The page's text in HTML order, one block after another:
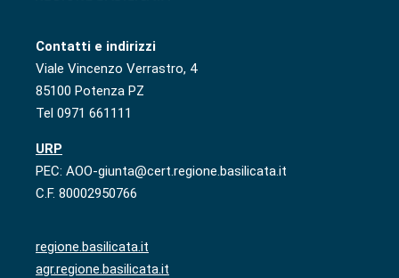
Contatti e indirizzi
Viale Vincenzo Verrastro, 4
85100 Potenza PZ
Tel 0971 661111
URP
PEC: AOO-giunta@cert.regione.basilicata.it
C.F. 80002950766
regione.basilicata.it
agr.regione.basilicata.it